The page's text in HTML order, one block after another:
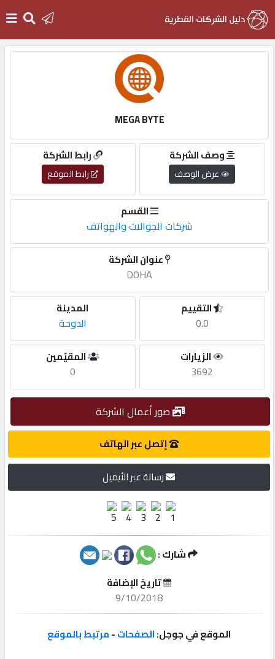
التسجيل
English
أضف
مطلوب
طلب
الاحصائيات
مميزة
إبحث
إعلانات
MEGA BYTE
رابط الشركة
رابط الموقع
وصف الشركة
عرض الوصف
القسم
شركات الجوالات والهواتف
عنوان الشركة
DOHA
المدينة
الدوحة
التقييم
0.0
المقيّمين
0
الزيارات
3692
صور أعمال الشركة
إتصل عبر الهاتف
رسالة عبر الأيميل
شارك :
تاريخ الإضافة
9/10/2018
الموقع في جوجل:الصفحات-مرتبط بالموقع